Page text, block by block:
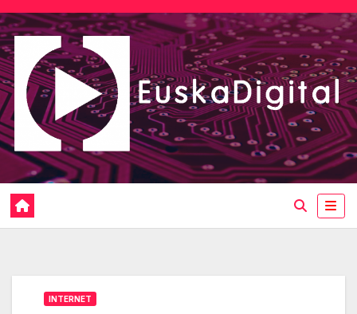
Saltar
al
contenido
INTERNET